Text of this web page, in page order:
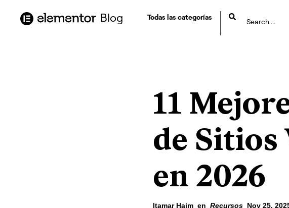
Blog Todas las categorías
11
de Sitios
en 2026
Itamar Haim en Recursos Nov 25,